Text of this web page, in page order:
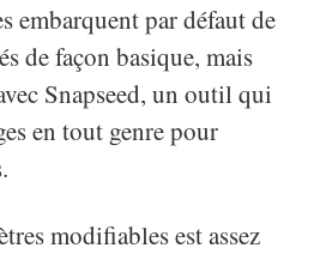
embarquent par défaut de
de façon basique, mais
Snapseed, un outil qui
en tout genre pour
modifiables est assez